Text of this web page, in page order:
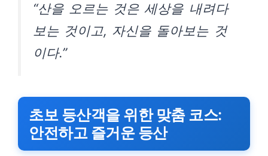
“산을 오르는 것은 세상을 내려다
보는 것이고, 자신을 돌아보는 것
이다.”
초보 등산객을 위한 맞춤 코스:
안전하고 즐거운 등산